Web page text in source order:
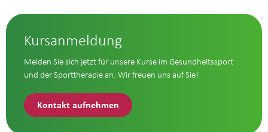
Kursanmeldung
Melden Sie sich jetzt für unsere Kurse im Gesundheitssport
und der Sporttherapie an. Wir freuen uns auf Sie!
Kontakt aufnehmen